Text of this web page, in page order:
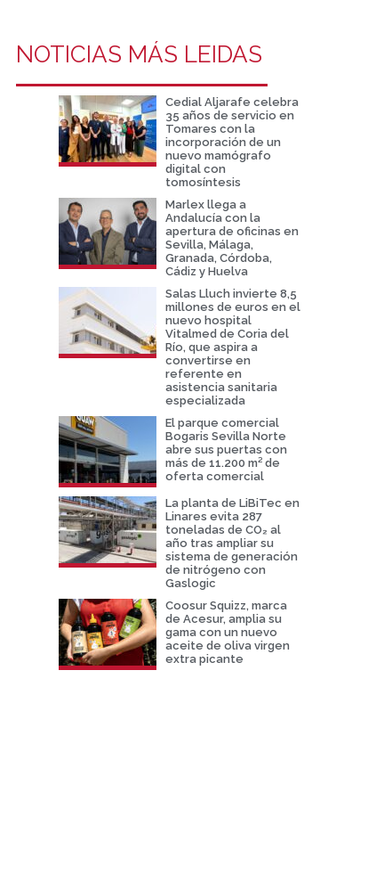
NOTICIAS MÁS LEIDAS
Cedial Aljarafe celebra
35 años de servicio en
Tomares con la
incorporación de un
nuevo mamógrafo
digital con
tomosíntesis
Marlex llega a
Andalucía con la
apertura de oficinas en
Sevilla, Málaga,
Granada, Córdoba,
Cádiz y Huelva
Salas Lluch invierte 8,5
millones de euros en el
nuevo hospital
Vitalmed de Coria del
Río, que aspira a
convertirse en
referente en
asistencia sanitaria
especializada
El parque comercial
Bogaris Sevilla Norte
abre sus puertas con
más de 11.200 m² de
oferta comercial
La planta de LiBiTec en
Linares evita 287
toneladas de CO₂ al
año tras ampliar su
sistema de generación
de nitrógeno con
Gaslogic
Coosur Squizz, marca
de Acesur, amplia su
gama con un nuevo
aceite de oliva virgen
extra picante